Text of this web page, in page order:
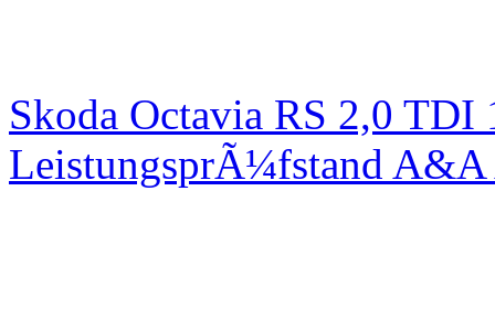
Skoda Octavia RS 2,0
LeistungsprÃ¼fstand